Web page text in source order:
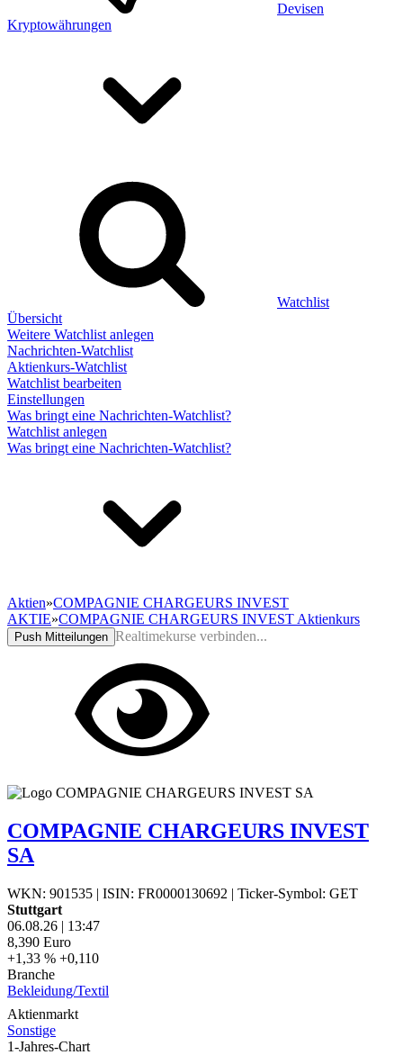
Devisen
Kryptowährungen
Watchlist
Übersicht
Weitere Watchlist anlegen
Nachrichten-Watchlist
Aktienkurs-Watchlist
Watchlist bearbeiten
Einstellungen
Was bringt eine Nachrichten-Watchlist?
Watchlist anlegen
Was bringt eine Nachrichten-Watchlist?
Aktien»COMPAGNIE CHARGEURS INVEST
AKTIE»COMPAGNIE CHARGEURS INVEST Aktienkurs
Push Mitteilungen Realtimekurse verbinden...
COMPAGNIE CHARGEURS INVEST
SA
WKN: 901535 | ISIN: FR0000130692 | Ticker-Symbol: GET
Stuttgart
06.08.26 | 13:47
8,390 Euro
+1,33 % +0,110
Branche
Bekleidung/Textil
Aktienmarkt
Sonstige
1-Jahres-Chart